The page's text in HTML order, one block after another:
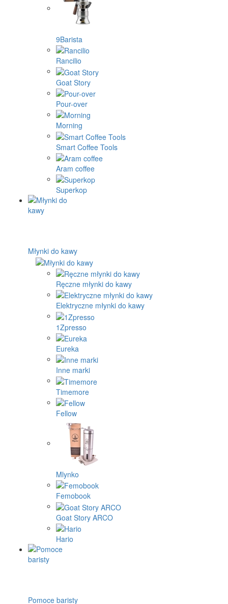
9Barista
Rancilio
Goat Story
Pour-over
Morning
Smart Coffee Tools
Aram coffee
Superkop
Młynki do kawy
Ręczne młynki do kawy
Elektryczne młynki do kawy
1Zpresso
Eureka
Inne marki
Timemore
Fellow
Mlynko
Femobook
Goat Story ARCO
Hario
Pomoce baristy